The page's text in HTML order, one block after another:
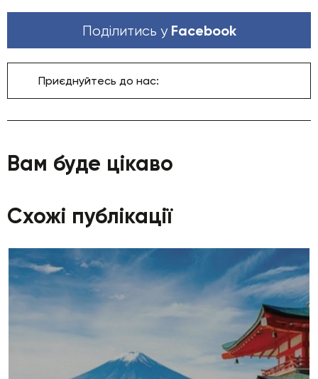
Поділитись у Facebook
Приєднуйтесь до нас:
Вам буде цікаво
Схожі публікації